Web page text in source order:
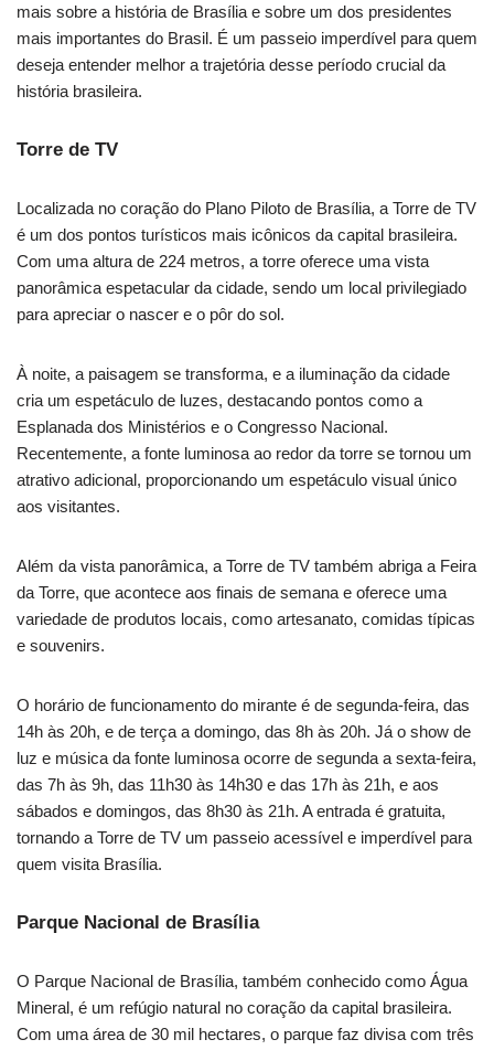
mais sobre a história de Brasília e sobre um dos presidentes
mais importantes do Brasil. É um passeio imperdível para quem
deseja entender melhor a trajetória desse período crucial da
história brasileira.
Torre de TV
Localizada no coração do Plano Piloto de Brasília, a Torre de TV
é um dos pontos turísticos mais icônicos da capital brasileira.
Com uma altura de 224 metros, a torre oferece uma vista
panorâmica espetacular da cidade, sendo um local privilegiado
para apreciar o nascer e o pôr do sol.
À noite, a paisagem se transforma, e a iluminação da cidade
cria um espetáculo de luzes, destacando pontos como a
Esplanada dos Ministérios e o Congresso Nacional.
Recentemente, a fonte luminosa ao redor da torre se tornou um
atrativo adicional, proporcionando um espetáculo visual único
aos visitantes.
Além da vista panorâmica, a Torre de TV também abriga a Feira
da Torre, que acontece aos finais de semana e oferece uma
variedade de produtos locais, como artesanato, comidas típicas
e souvenirs.
O horário de funcionamento do mirante é de segunda-feira, das
14h às 20h, e de terça a domingo, das 8h às 20h. Já o show de
luz e música da fonte luminosa ocorre de segunda a sexta-feira,
das 7h às 9h, das 11h30 às 14h30 e das 17h às 21h, e aos
sábados e domingos, das 8h30 às 21h. A entrada é gratuita,
tornando a Torre de TV um passeio acessível e imperdível para
quem visita Brasília.
Parque Nacional de Brasília
O Parque Nacional de Brasília, também conhecido como Água
Mineral, é um refúgio natural no coração da capital brasileira.
Com uma área de 30 mil hectares, o parque faz divisa com três